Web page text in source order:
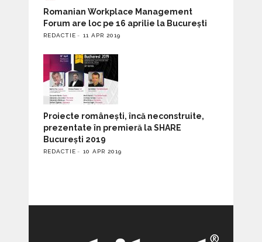
Romanian Workplace Management
Forum are loc pe 16 aprilie la București
REDACTIE 11 APR 2019
Proiecte românești, încă neconstruite,
prezentate în premieră la SHARE
București 2019
REDACTIE 10 APR 2019